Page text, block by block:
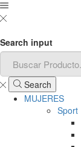
Search input
Search
MUJERES
Sport